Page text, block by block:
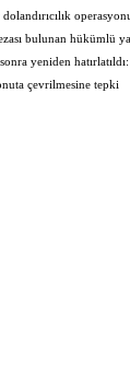
bulunan hükümlü
yeniden
çevrilmesine tepki